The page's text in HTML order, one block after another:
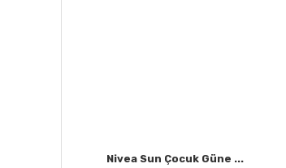
Nivea Sun Çocuk Güne ...